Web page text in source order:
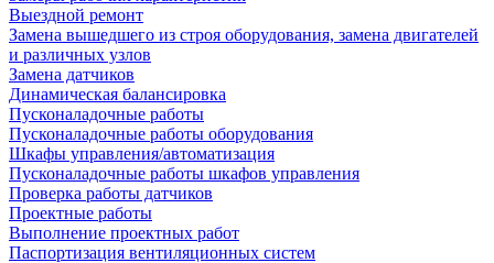
Выездной ремонт
Замена вышедшего из строя оборудования, замена двигателей
и различных узлов
Замена датчиков
Динамическая балансировка
Пусконаладочные работы
Пусконаладочные работы оборудования
Шкафы управления/автоматизация
Пусконаладочные работы шкафов управления
Проверка работы датчиков
Проектные работы
Выполнение проектных работ
Паспортизация вентиляционных систем